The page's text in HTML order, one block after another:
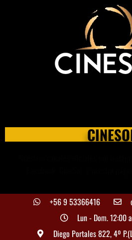
+56 9 53366416
Lun - Dom. 12:00
Diego Portales 822, 4º